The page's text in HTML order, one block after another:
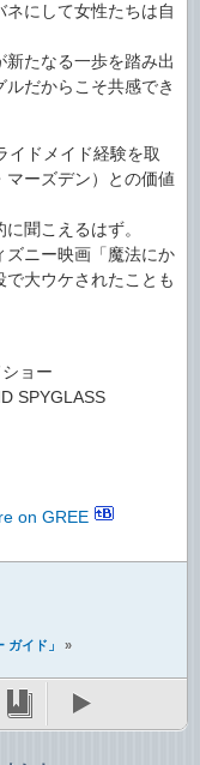
にして女性たちは自
たなる一歩を踏み出
だからこそ共感でき
イドメイド経験を取
ーズデン）との価値
聞こえるはず。
ズニー映画「魔法にか
大ウケされたことも
ョー
SPYGLASS
イド」 »